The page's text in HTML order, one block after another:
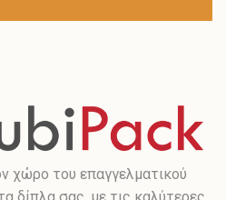
χώρο του επαγγελματικού